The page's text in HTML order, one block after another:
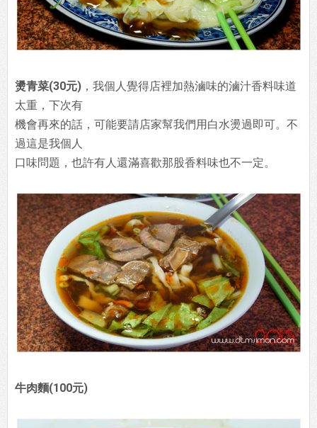
燙青菜(30元) ，我個人覺得店裡加熱滷味的滷汁香料味道
太重，下次有
機會再來的話，可能要請店家幫我們用白水燙過即可。不
過這是我個人
口味問題，也許有人還滿喜歡那股香料味也不一定。
牛肉麵(100元)